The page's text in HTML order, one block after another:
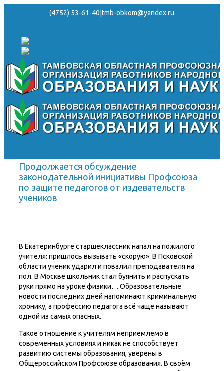
(4752) 53-61-40 tmb-obkom@yandex.ru
Продолжается обсуждение
законодательной инициативы Профсоюза
по защите педагогов от издевательств
учеников
В Екатеринбурге старшеклассник напал на пожилого
учителя: пришлось вызывать «скорую». В Псковской
области ученик ударил и повалил преподавателя на
пол. В Москве школьник стал буянить и распускать
руки прямо на уроке физики… Образовательные
новости последних дней напоминают криминальную
хронику, а профессию педагога всё чаще называют
одной из самых опасных.
Такое отношение к учителям неприемлемо в
современных условиях и никак не способствует
развитию системы образования, уверены в
Общероссийском Профсоюзе образования. В своём